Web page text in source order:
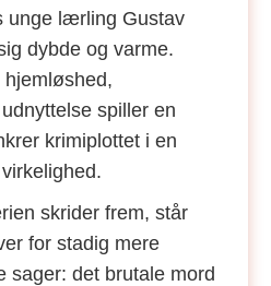
unge lærling Gustav
dybde og varme.
spiller en
krimiplottet i en
skrider frem, står
for stadig mere
sager: det brutale mord